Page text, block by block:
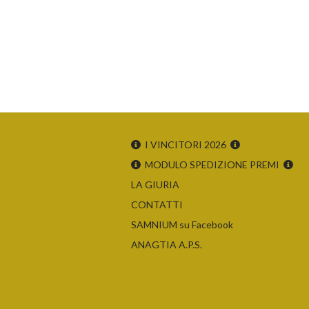
I VINCITORI 2026
MODULO SPEDIZIONE PREMI
LA GIURIA
CONTATTI
SAMNIUM su Facebook
ANAGTIA A.P.S.